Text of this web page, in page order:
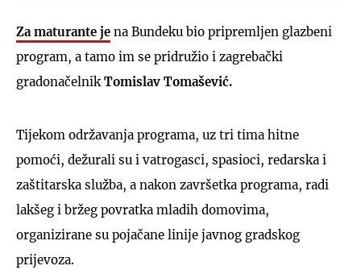
Za maturante je na Bundeku bio pripremljen glazbeni
program, a tamo im se pridružio i zagrebački
gradonačelnik Tomislav Tomašević.
Tijekom održavanja programa, uz tri tima hitne
pomoći, dežurali su i vatrogasci, spasioci, redarska i
zaštitarska služba, a nakon završetka programa, radi
lakšeg i bržeg povratka mladih domovima,
organizirane su pojačane linije javnog gradskog
prijevoza.